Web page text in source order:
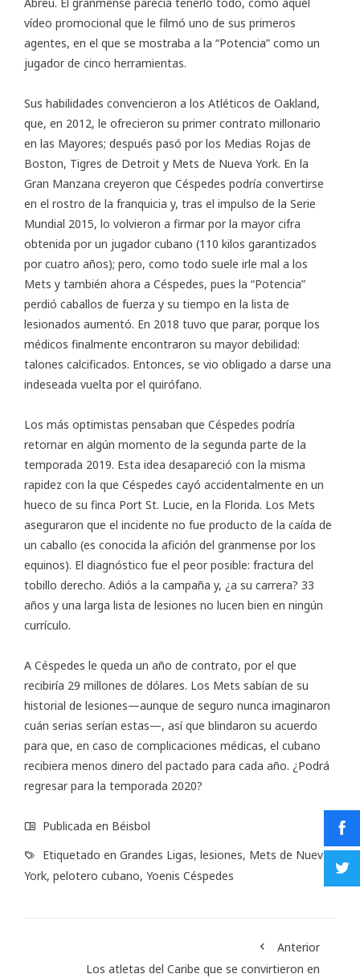
Abreu. El granmense parecía tenerlo todo, como aquel
vídeo promocional que le filmó uno de sus primeros
agentes, en el que se mostraba a la “Potencia” como un
jugador de cinco herramientas.
Sus habilidades convencieron a los Atléticos de Oakland,
que, en 2012, le ofrecieron su primer contrato millonario
en las Mayores; después pasó por los Medias Rojas de
Boston, Tigres de Detroit y Mets de Nueva York. En la
Gran Manzana creyeron que Céspedes podría convertirse
en el rostro de la franquicia y, tras el impulso de la Serie
Mundial 2015, lo volvieron a firmar por la mayor cifra
obtenida por un jugador cubano (110 kilos garantizados
por cuatro años); pero, como todo suele irle mal a los
Mets y también ahora a Céspedes, pues la “Potencia”
perdió caballos de fuerza y su tiempo en la lista de
lesionados aumentó. En 2018 tuvo que parar, porque los
médicos finalmente encontraron su mayor debilidad:
talones calcificados. Entonces, se vio obligado a darse una
indeseada vuelta por el quirófano.
Los más optimistas pensaban que Céspedes podría
retornar en algún momento de la segunda parte de la
temporada 2019. Esta idea desapareció con la misma
rapidez con la que Céspedes cayó accidentalmente en un
hueco de su finca Port St. Lucie, en la Florida. Los Mets
aseguraron que el incidente no fue producto de la caída de
un caballo (es conocida la afición del granmense por los
equinos). El diagnóstico fue el peor posible: fractura del
tobillo derecho. Adiós a la campaña y, ¿a su carrera? 33
años y una larga lista de lesiones no lucen bien en ningún
currículo.
A Céspedes le queda un año de contrato, por el que
recibiría 29 millones de dólares. Los Mets sabían de su
historial de lesiones—aunque de seguro nunca imaginaron
cuán serias serían estas—, así que blindaron su acuerdo
para que, en caso de complicaciones médicas, el cubano
recibiera menos dinero del pactado para cada año. ¿Podrá
regresar para la temporada 2020?
Publicada en Béisbol
Etiquetado en Grandes Ligas, lesiones, Mets de Nueva
York, pelotero cubano, Yoenis Céspedes
Anterior
Los atletas del Caribe que se convirtieron en